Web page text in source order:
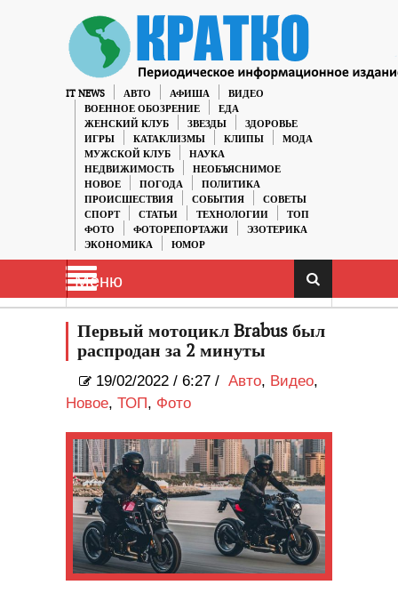
IT NEWS АВТО АФИША
ВИДЕО
ВОЕННОЕ ОБОЗРЕНИЕ
ЕДА
ЖЕНСКИЙ КЛУБ
ЗВЕЗДЫ
ЗДОРОВЬЕ
ИГРЫ
КАТАКЛИЗМЫ КЛИПЫ
МОДА
МУЖСКОЙ КЛУБ
НАУКА
НЕДВИЖИМОСТЬ
НЕОБЪЯСНИМОЕ
НОВОЕ
ПОГОДА
ПОЛИТИКА
ПРОИСШЕСТВИЯ
СОБЫТИЯ
СОВЕТЫ
СПОРТ
СТАТЬИ ТЕХНОЛОГИИ
ТОП
ФОТО
ФОТОРЕПОРТАЖИ
ЭЗОТЕРИКА
ЭКОНОМИКА
ЮМОР
Меню
Первый мотоцикл Brabus был
распродан за 2 минуты
19/02/2022 / 6:27 / Авто, Видео,
Новое, ТОП, Фото